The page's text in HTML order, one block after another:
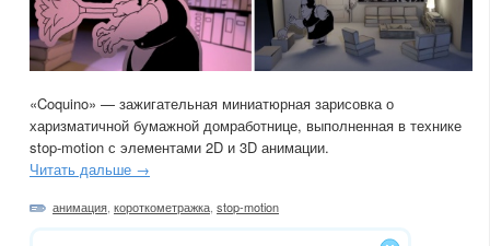
«Coquino» — зажигательная миниатюрная зарисовка о
харизматичной бумажной домработнице, выполненная в технике
stop-motion с элементами 2D и 3D анимации.
Читать дальше →
анимация короткометражка stop-motion